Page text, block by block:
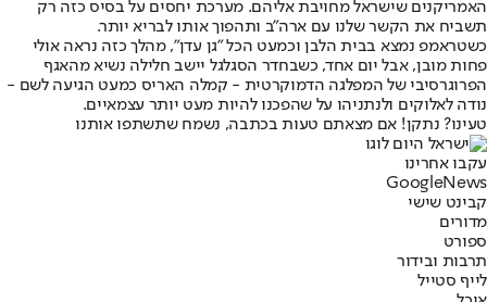
האמריקנים שישראל מחויבת אליהם. מערכת יחסים על בסיס כזה רק
תשביח את הקשר שלנו עם ארה"ב ותהפוך אותו לבריא יותר.
כשטראמפ נמצא בבית הלבן וכמעט הכל "גן עדן", מהלך כזה נראה אולי
פחות מובן, אבל יום אחד, כשבחדר הסגלגל יישב חלילה נשיא מהאגף
הפרוגרסיבי של המפלגה הדמוקרטית - קמלה האריס כמעט הגיעה לשם -
נודה לאלוקים ולנתניהו על שהפכנו להיות מעט יותר עצמאיים.
טעינו? נתקן! אם מצאתם טעות בכתבה, נשמח שתשתפו אותנו
עקבו אחרינו
Googl eNews
קבינט שישי
מדורים
ספורט
תרבות ובידור
לייף סטייל